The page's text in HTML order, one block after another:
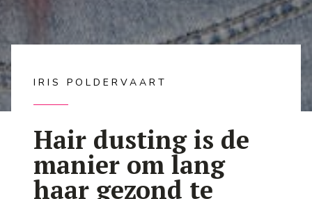
IRIS POLDERVAART
Hair dusting is de
manier om lang
haar gezond te